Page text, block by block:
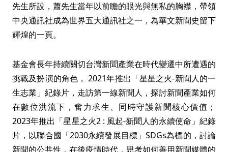
先生所設，蕭先生當年以前瞻的眼光與無私的胸襟，帶領
中央通訊社成為世界五大通訊社之一，為華文新聞史留下
輝煌的一頁。
基金會長年持續關切台灣新聞產業在時代變遷中所遭遇的
挑戰及扮演的角色， 2021年推出「星星之火-新聞人的一
生志業」紀錄片，走訪第一線新聞人，探討新聞產業如何
在數位洪流下，奮力求生、同時守護新聞核心價值；
2023年推出「星星之火2 : 風起-新聞人的永續使命」紀錄
片，以聯合國「2030永續發展目標」SDGs為標的，討論
新聞的公共性，在後疫情時代，思考如何善用新聞媒體的